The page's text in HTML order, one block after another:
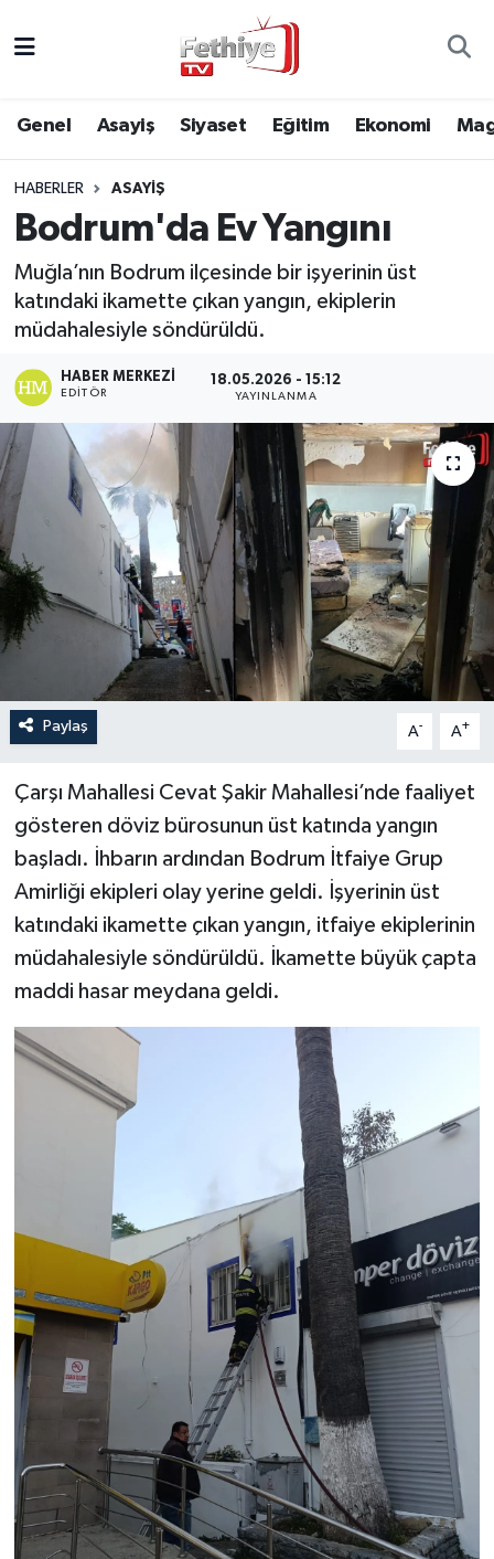
Genel Asayiş Siyaset Eğitim Ekonomi
HABERLER ASAYIŞ
Bodrum'da Ev Yangını
Muğla’nın Bodrum ilçesinde bir işyerinin üst
katındaki ikamette çıkan yangın, ekiplerin
müdahalesiyle söndürüldü.
HABER MERKEZI
EDITÖR
18.05.2026 - 15:12
YAYINLANMA
Paylaş A- A+
Çarşı Mahallesi Cevat Şakir Mahallesi’nde faaliyet
gösteren döviz bürosunun üst katında yangın
başladı. İhbarın ardından Bodrum İtfaiye Grup
Amirliği ekipleri olay yerine geldi. İşyerinin üst
katındaki ikamette çıkan yangın, itfaiye ekiplerinin
müdahalesiyle söndürüldü. İkamette büyük çapta
maddi hasar meydana geldi.
Asayiş
Ekonomi
Magazin
Spor
Turizm
Muğla Hava Durumu
Muğla Namaz Vakitleri
Muğla Trafik Yoğunluk Haritası
Süper Lig Puan Durumu ve Fikstür
Tüm Manşetler
Son Dakika Haberleri
Haber Arşivi